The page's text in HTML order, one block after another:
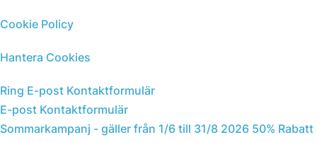
Cookie Policy
Hantera Cookies
Ring E-post Kontaktformulär
E-post Kontaktformulär
Sommarkampanj - gäller från 1/6 till 31/8 2026 50% Rabatt